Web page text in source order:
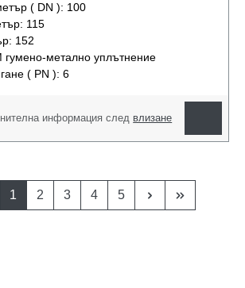
( DN ): 100
115
152
гумено-метално уплътнение
( PN ): 6
информация след влизане
1 2 3 4 5